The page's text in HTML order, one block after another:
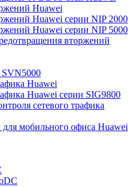
Huawei
Huawei серии NIP 2000
Huawei серии NIP 5000
вторжений
Huawei
Huawei серии SIG9800
сетевого трафика
для мобильного офиса Huawei